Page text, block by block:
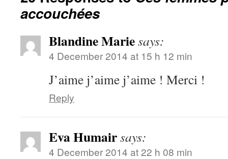
accouchées
Blandine Mariesays:
4 December 2014 at 15 h 12 min
J’aime j’aime j’aime ! Merci !
Reply
Eva Humairsays:
4 December 2014 at 22 h 08 min